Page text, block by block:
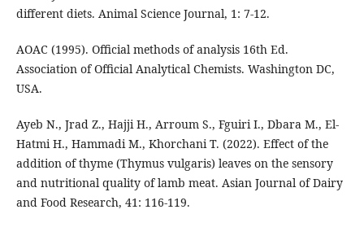
different diets. Animal Science Journal, 1: 7-12.
AOAC (1995). Official methods of analysis 16th Ed.
Association of Official Analytical Chemists. Washington DC,
USA.
Ayeb N., Jrad Z., Hajji H., Arroum S., Fguiri I., Dbara M., El-
Hatmi H., Hammadi M., Khorchani T. (2022). Effect of the
addition of thyme (Thymus vulgaris) leaves on the sensory
and nutritional quality of lamb meat. Asian Journal of Dairy
and Food Research, 41: 116-119.